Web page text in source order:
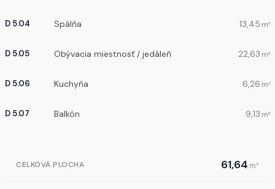
D 5.04 Spálňa 13,45 m²
D 5.05 Obývacia miestnosť / jedáleň 22,63 m²
D 5.06 Kuchyňa 6,26 m²
D 5.07 Balkón 9,13 m²
CELKOVÁ PLOCHA 61,64 m²